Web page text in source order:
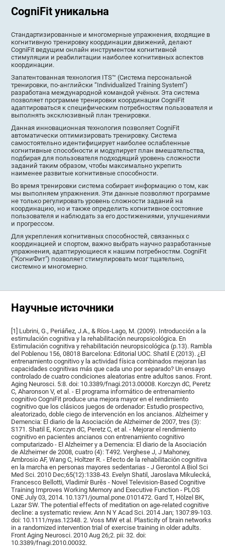
CogniFit уникальна
Стандартизированные и многомерные упражнения, входящие в
когнитивную тренировку координации движений, делают
CogniFit ведущим онлайн инструментом когнитивной
стимуляции и реабилитации наиболее когнитивных аспектов
координации.
Запатентованная технология ITS™ (Система персональной
тренировки, по-английски “Individualized Training System”)
разработана международной командой учёных. Эта система
позволяет программе тренировки координации CogniFit
адаптироваться к специфическим потребностям пользователя и
выполнять эксклюзивный план тренировки.
Данная инновационная технология позволяет CogniFit
автоматически оптимизировать тренировку. Система
самостоятельно идентифицирует наиболее ослабленные
когнитивные способности и модулирует план вмешательства,
подбирая для пользователя подходящий уровень сложности
заданий таким образом, чтобы максимально укрепить
наименее развитые когнитивные способности.
Во время тренировки система собирает информацию о том, как
мы выполняем упражнения. Эти данные позволяют программе
не только регулировать уровень сложности заданий на
координацию, но и также определить когнитивное состояние
пользователя и наблюдать за его достижениями, улучшениями
и прогрессом.
Для укрепления когнитивных способностей, связанных с
координацией и спортом, важно выбрать научно разработанные
упражнения, адаптирующиеся к нашим потребностям. CogniFit
("КогниФит") позволяет стимулировать мозг тщательно,
системно и многомерно.
Научные источники
[1] Lubrini, G., Periáñez, J.A., & Ríos-Lago, M. (2009). Introducción a la
estimulación cognitiva y la rehabilitación neuropsicológica. En
Estimulación cognitiva y rehabilitación neuropsicológica (p.13). Rambla
del Poblenou 156, 08018 Barcelona: Editorial UOC. Shatil E (2013). ¿El
entrenamiento cognitivo y la actividad física combinados mejoran las
capacidades cognitivas más que cada uno por separado? Un ensayo
controlado de cuatro condiciones aleatorias entre adultos sanos. Front.
Aging Neurosci. 5:8. doi: 10.3389/fnagi.2013.00008. Korczyn dC, Peretz
C, Aharonson V, et al. - El programa informático de entrenamiento
cognitivo CogniFit produce una mejora mayor en el rendimiento
cognitivo que los clásicos juegos de ordenador: Estudio prospectivo,
aleatorizado, doble ciego de intervención en los ancianos. Alzheimer y
Demencia: El diario de la Asociación de Alzheimer de 2007, tres (3):
S171. Shatil E, Korczyn dC, Peretz C, et al. - Mejorar el rendimiento
cognitivo en pacientes ancianos con entrenamiento cognitivo
computarizado - El Alzheimer y a Demencia: El diario de la Asociación
de Alzheimer de 2008, cuatro (4): T492. Verghese J, J Mahoney,
Ambrosio AF, Wang C, Holtzer R. - Efecto de la rehabilitación cognitiva
en la marcha en personas mayores sedentarias - J Gerontol A Biol Sci
Med Sci. 2010 Dec;65(12):1338-43. Evelyn Shatil, Jaroslava Mikulecká,
Francesco Bellotti, Vladimír Burěs - Novel Television-Based Cognitive
Training Improves Working Memory and Executive Function - PLOS
ONE July 03, 2014. 10.1371/journal.pone.0101472. Gard T, Hölzel BK,
Lazar SW. The potential effects of meditation on age-related cognitive
decline: a systematic review. Ann N Y Acad Sci. 2014 Jan; 1307:89-103.
doi: 10.1111/nyas.12348. 2. Voss MW et al. Plasticity of brain networks
in a randomized intervention trial of exercise training in older adults.
Front Aging Neurosci. 2010 Aug 26;2. pii: 32. doi:
10.3389/fnagi.2010.00032.